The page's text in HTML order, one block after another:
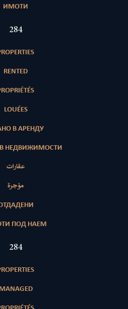
ИМОТИ
412
RENTED
LOUÉES
В АРЕНДУ
НЕДВИЖИМОСТИ
عقارات
مؤجرة
ПОД НАЕМ
413
MANAGED